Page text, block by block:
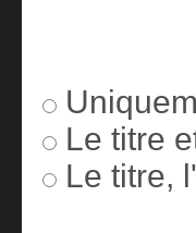
Le titre
Le titre,